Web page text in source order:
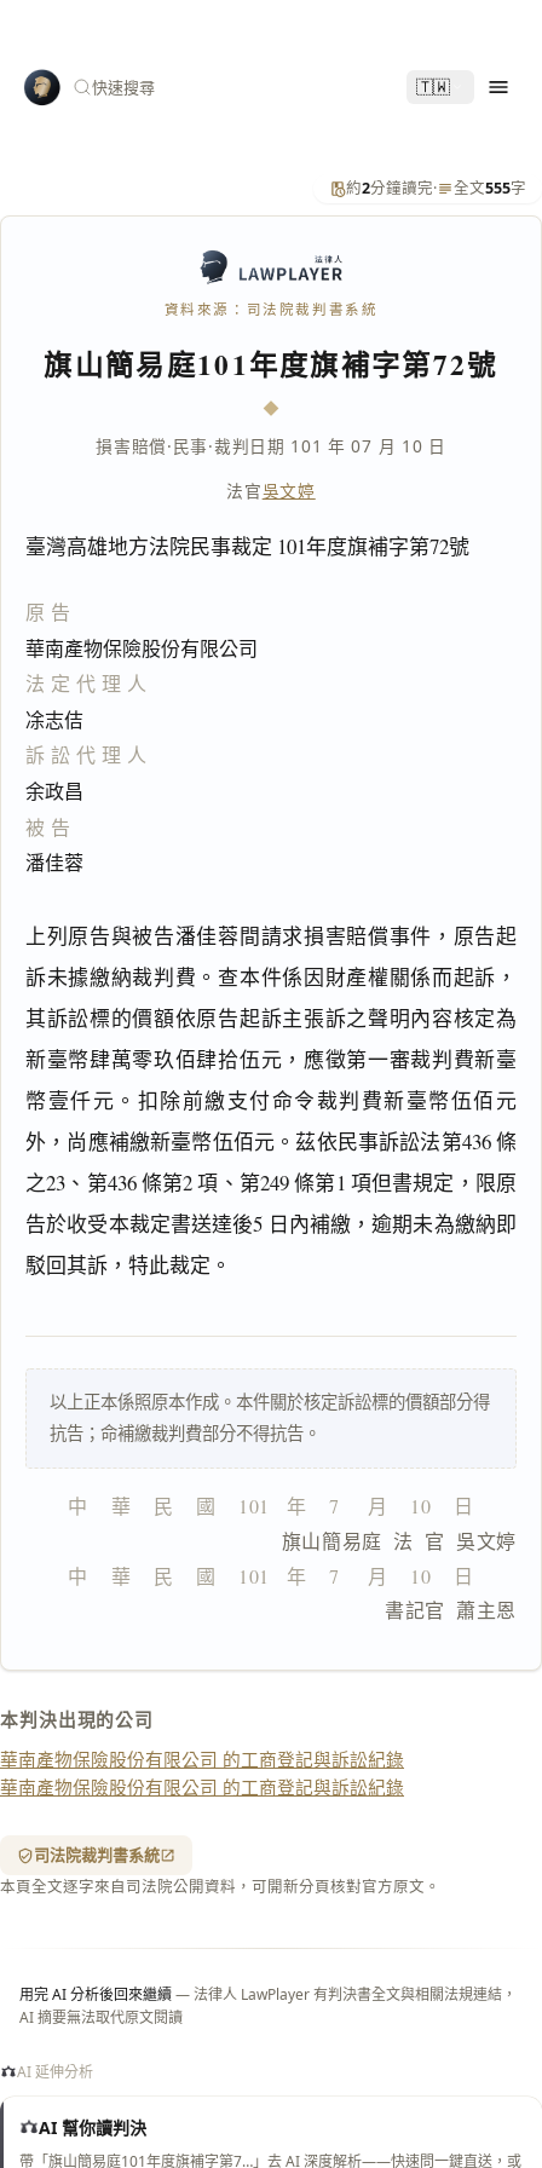
快速搜尋 🇹🇼
約2分鐘讀完· 全文555字
資料來源：司法院裁判書系統
旗山簡易庭101年度旗補字第72號
損害賠償·民事·裁判日期 101 年 07 月 10 日
法官吳文婷
臺灣高雄地方法院民事裁定 101年度旗補字第72號
原告
華南產物保險股份有限公司
法定代理人
凃志佶
訴訟代理人
余政昌
被告
潘佳蓉
上列原告與被告潘佳蓉間請求損害賠償事件，原告起
訴未據繳納裁判費。查本件係因財產權關係而起訴，
其訴訟標的價額依原告起訴主張訴之聲明內容核定為
新臺幣肆萬零玖佰肆拾伍元，應徵第一審裁判費新臺
幣壹仟元。扣除前繳支付命令裁判費新臺幣伍佰元
外，尚應補繳新臺幣伍佰元。茲依民事訴訟法第436 條
之23、第436 條第2 項、第249 條第1 項但書規定，限原
告於收受本裁定書送達後5 日內補繳，逾期未為繳納即
駁回其訴，特此裁定。
以上正本係照原本作成。本件關於核定訴訟標的價額部分得
抗告；命補繳裁判費部分不得抗告。
中    華    民    國    101   年    7     月    10    日
                  旗山簡易庭  法  官  吳文婷
中    華    民    國    101   年    7     月    10    日
                              書記官  蕭主恩
本判決出現的公司
華南產物保險股份有限公司 的工商登記與訴訟紀錄
華南產物保險股份有限公司 的工商登記與訴訟紀錄
司法院裁判書系統
本頁全文逐字來自司法院公開資料，可開新分頁核對官方原文。
用完 AI 分析後回來繼續— 法律人 LawPlayer 有判決書全文與相關法規連結，
AI 摘要無法取代原文閱讀
AI 延伸分析
AI 幫你讀判決
帶「旗山簡易庭101年度旗補字第7…」去 AI 深度解析——快速問一鍵直送，或
閱讀 研究
鍵
全
複製給 AI
去換行複製
匯出 PDF
精美列印